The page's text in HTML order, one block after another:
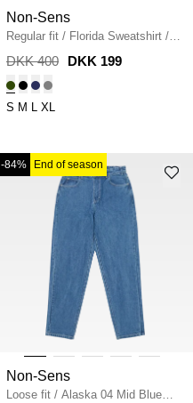
Non-Sens
Regular fit / Florida Sweatshirt /
ARMY
DKK 400 DKK 199
S M L XL
-84% End of season
Non-Sens
Loose fit / Alaska 04 Mid Blue